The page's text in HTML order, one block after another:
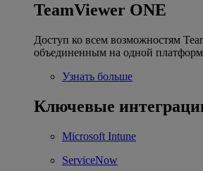
TeamViewer ONE
Доступ ко всем возможностям
объединенным на одной
Узнать больше
Ключевые
Microsoft Intune
ServiceNow